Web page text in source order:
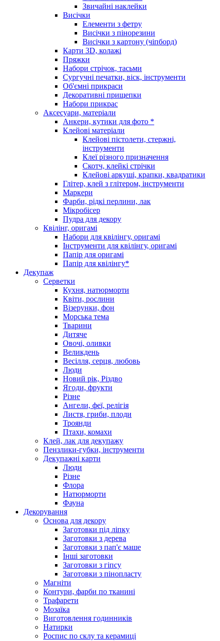
Звичайні наклейки
Висічки
Елементи з фетру
Висічки з пінорезини
Висічки з картону (чіпборд)
Карти 3D, колажі
Пряжки
Набори стрічок, тасьми
Сургучні печатки, віск, інструменти
Об'ємні прикраси
Декоративні прищепки
Набори прикрас
Аксесуари, матеріали
Анкери, кутики для фото *
Клейові матеріали
Клейові пістолети, стержні,
інструменти
Клеї різного призначення
Скотч, клейкі стрічки
Клейові аркуші, крапки, квадратики
Глітер, клей з глітером, інструменти
Маркери
Фарби, рідкі перлини, лак
Мікробісер
Пудра для декору
Квілінг, оригамі
Набори для квілінгу, оригамі
Інструменти для квілінгу, оригамі
Папір для оригамі
Папір для квілінгу*
Декупаж
Серветки
Кухня, натюрморти
Квіти, рослини
Візерунки, фон
Морська тема
Тварини
Дитяче
Овочі, оливки
Великдень
Весілля, серця, любовь
Люди
Новий рік, Різдво
Ягоди, фрукти
Різне
Ангели, феї, релігія
Листя, гриби, плоди
Троянди
Птахи, комахи
Клей, лак для декупажу
Пензлики-губки, інструменти
Декупажні карти
Люди
Різне
Флора
Натюрморти
Фауна
Декорування
Основа для декору
Заготовки під ліпку
Заготовки з дерева
Заготовки з пап'є маше
Інші заготовки
Заготовки з гіпсу
Заготовки з пінопласту
Магніти
Контури, фарби по тканині
Трафарети
Мозаїка
Виготовлення годинників
Натирки
Роспис по склу та керамиці